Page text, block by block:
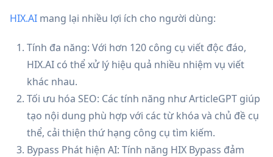
HIX.AI mang lại nhiều lợi ích cho người dùng:
Tính đa năng: Với hơn 120 công cụ viết độc đáo,
HIX.AI có thể xử lý hiệu quả nhiều nhiệm vụ viết
khác nhau.
Tối ưu hóa SEO: Các tính năng như ArticleGPT giúp
tạo nội dung phù hợp với các từ khóa và chủ đề cụ
thể, cải thiện thứ hạng công cụ tìm kiếm.
Bypass Phát hiện AI: Tính năng HIX Bypass đảm